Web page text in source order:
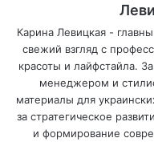
Карина Левицкая -
свежий взгляд с
красоты и лайфстайла.
менеджером и
материалы для
за стратегическое
и формирование